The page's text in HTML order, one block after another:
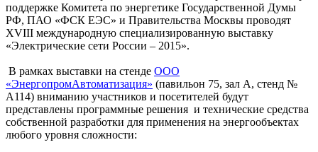
поддержке Комитета по энергетике Государственной Думы
РФ, ПАО «ФСК ЕЭС» и Правительства Москвы проводят
ХVIII международную специализированную выставку
«Электрические сети России – 2015».
В рамках выставки на стенде ООО
«ЭнергопромАвтоматизация» (павильон 75, зал А, стенд №
А114) вниманию участников и посетителей будут
представлены программные решения и технические средства
собственной разработки для применения на энергообъектах
любого уровня сложности: